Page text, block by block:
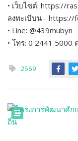
• เว็บไซต์: https://
ลงทะเบีบน - https://
• Line: @439mubyn
• โทร: 0 2441
2569